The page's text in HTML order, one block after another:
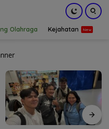
Olahraga Kejahatan